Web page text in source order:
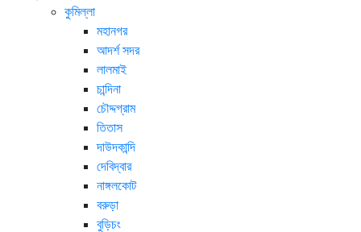
কুমিল্লা
মহানগর
আদর্শ সদর
লালমাই
চান্দিনা
চৌদ্দগ্রাম
তিতাস
দাউদকান্দি
দেবিদ্বার
নাঙ্গলকোট
বরুড়া
বুড়িচং